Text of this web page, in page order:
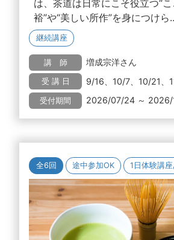
は、茶道は日常にこそ役立つ“
裕”や“美しい所作”を身につけら
継続講座
講 師 増成宗洋さん
受 講 日 9/16、10/7、10/21、
受付期間 2026/07/24 ～ 2026/
全6回 途中参加OK 1日体験講座